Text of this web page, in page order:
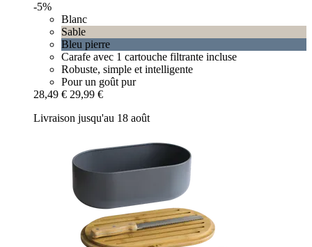
-5%
Blanc
Sable
Bleu pierre
Carafe avec 1 cartouche filtrante incluse
Robuste, simple et intelligente
Pour un goût pur
28,49 € 29,99 €
Livraison jusqu'au 18 août